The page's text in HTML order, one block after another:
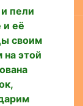
пели
и её
своим
этой